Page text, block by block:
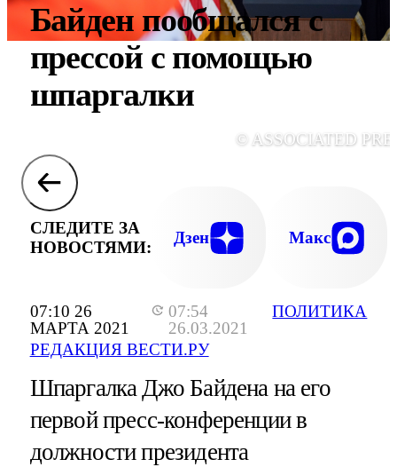
07:10 26
МАРТА 2021
07:54
26.03.2021
РЕДАКЦИЯ ВЕСТИ.РУ
ПОЛИТИКА
Байден пообщался с
прессой с помощью
шпаргалки
© ASSOCIATED
СЛЕДИТЕ ЗА
НОВОСТЯМИ:
Дзен Макс
Шпаргалка Джо Байдена на его
первой пресс-конференции в
должности президента